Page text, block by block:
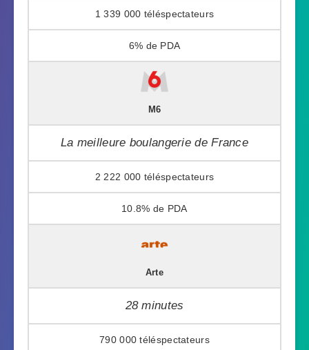
1 339 000
6%
M6
La meilleure boulangerie de France
2 222 000
10.8%
Arte
28 minutes
790 000